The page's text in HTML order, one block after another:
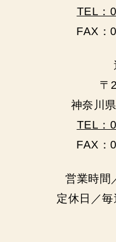
TEL：
FAX：
〒
神奈川
TEL：
FAX：
営業時間
定休日／毎